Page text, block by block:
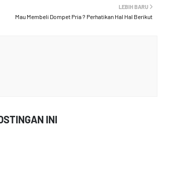
LEBIH BARU
Mau Membeli Dompet Pria ? Perhatikan Hal Hal Berikut
INI